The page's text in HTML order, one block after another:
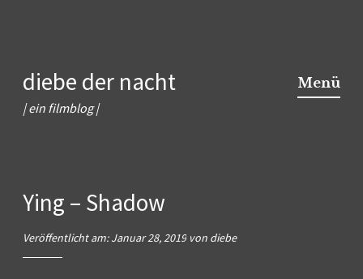
Inhalt
springen
diebe der nacht
| ein filmblog |
Menü
Ying – Shadow
Veröffentlicht am:Januar 28, 2019 von diebe